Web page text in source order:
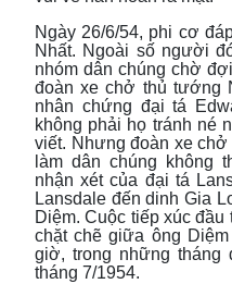
Ngày 26/6/54, phi cơ
Nhất. Ngoài số người
nhóm dân chúng chờ
đoàn xe chở thủ tướng
nhân chứng đại tá
không phải họ tránh né
viết. Nhưng đoàn xe
làm dân chúng không
nhận xét của đại tá
Lansdale đến dinh Gia
Diệm. Cuộc tiếp xúc
chặt chẽ giữa ông
giờ, trong những tháng
tháng 7/1954.